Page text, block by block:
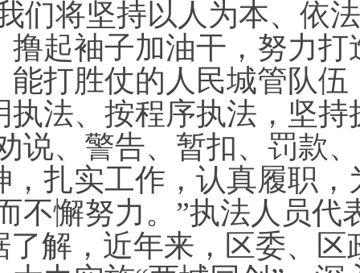
们将坚持以人为本、依
撸起袖子加油干，努力
能打胜仗的人民城管队
执法、按程序执法，坚
说、警告、暂扣、罚款
，扎实工作，认真履职，
不懈努力。”执法人员代
了解，近年来，区委、